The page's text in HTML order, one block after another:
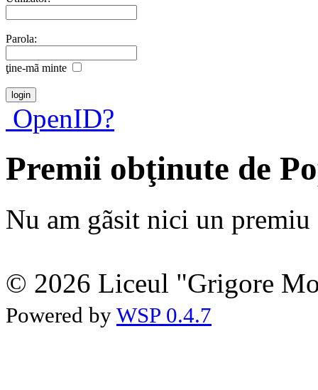
Parola:
ţine-mã minte
OpenID?
Premii obţinute de
Nu am gãsit nici un premiu
© 2026 Liceul "Grigore
Powered by WSP 0.4.7